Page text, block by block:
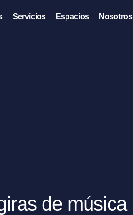
Servicios Espacios Nosotros
de música